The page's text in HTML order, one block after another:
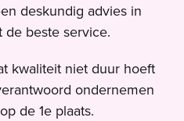
deskundig advies in
beste service.
kwaliteit niet duur hoeft
ondernemen
de 1e plaats.